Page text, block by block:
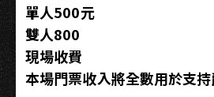
單人500元
雙人800
現場收費
本場門票收入將全數用於支